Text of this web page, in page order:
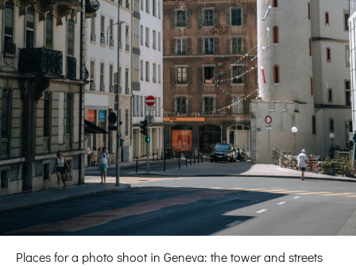
Places for a photo shoot in Geneva: the tower and streets